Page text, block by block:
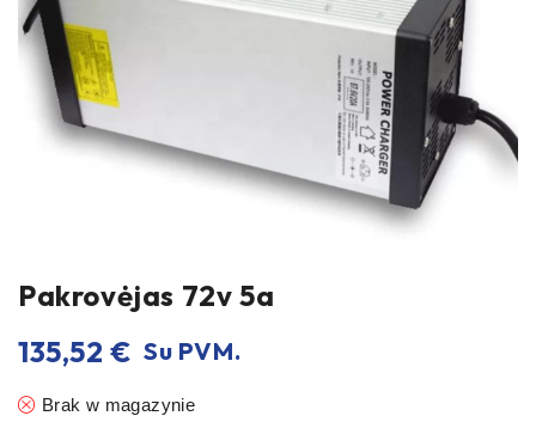
Pakrovėjas 72v 5a
135,52€ Su PVM.
Brak w magazynie